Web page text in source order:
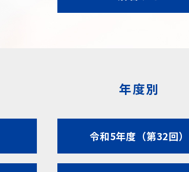
年度別
令和5年度（第32回）